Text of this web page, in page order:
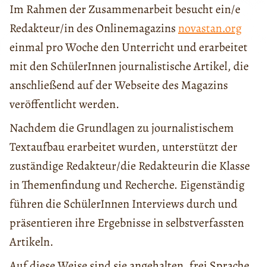
Im Rahmen der Zusammenarbeit besucht ein/e
Redakteur/in des Onlinemagazinsnovastan.org
einmal pro Woche den Unterricht und erarbeitet
mit den SchülerInnen journalistische Artikel, die
anschließend auf der Webseite des Magazins
veröffentlicht werden.
Nachdem die Grundlagen zu journalistischem
Textaufbau erarbeitet wurden, unterstützt der
zuständige Redakteur/die Redakteurin die Klasse
in Themenfindung und Recherche. Eigenständig
führen die SchülerInnen Interviews durch und
präsentieren ihre Ergebnisse in selbstverfassten
Artikeln.